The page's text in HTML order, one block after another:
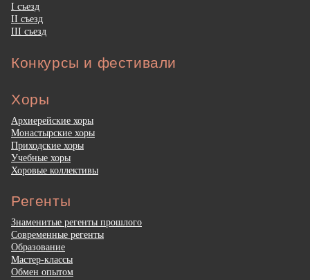
I съезд
II съезд
III съезд
Конкурсы и фестивали
Хоры
Архиерейские хоры
Монастырские хоры
Приходские хоры
Учебные хоры
Хоровые коллективы
Регенты
Знаменитые регенты прошлого
Современные регенты
Образование
Мастер-классы
Обмен опытом